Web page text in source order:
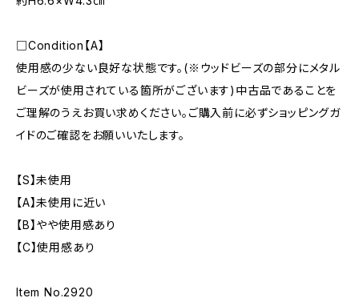
□Condition【A】
使用感の少ない良好な状態です。(※ウッドビーズの部分にメタル
ビーズが使用されている箇所がございます)中古品であることを
ご理解のうえお買い求めください。ご購入前に必ずショッピングガ
イドのご確認をお願いいたします。
【S】未使用
【A】未使用に近い
【B】やや使用感あり
【C】使用感あり
Item No.2920